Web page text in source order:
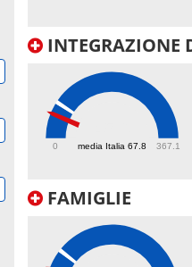
INTEGRAZIONE
media Italia 67.8
0 367.1
FAMIGLIE